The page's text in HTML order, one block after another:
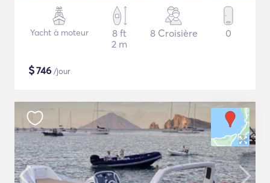
Yacht à moteur
8 ft
2 m
8 Croisière 0
$746 /jour